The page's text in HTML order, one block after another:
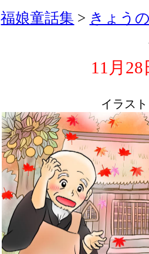
福娘童話集 > きょう
11月
イラス